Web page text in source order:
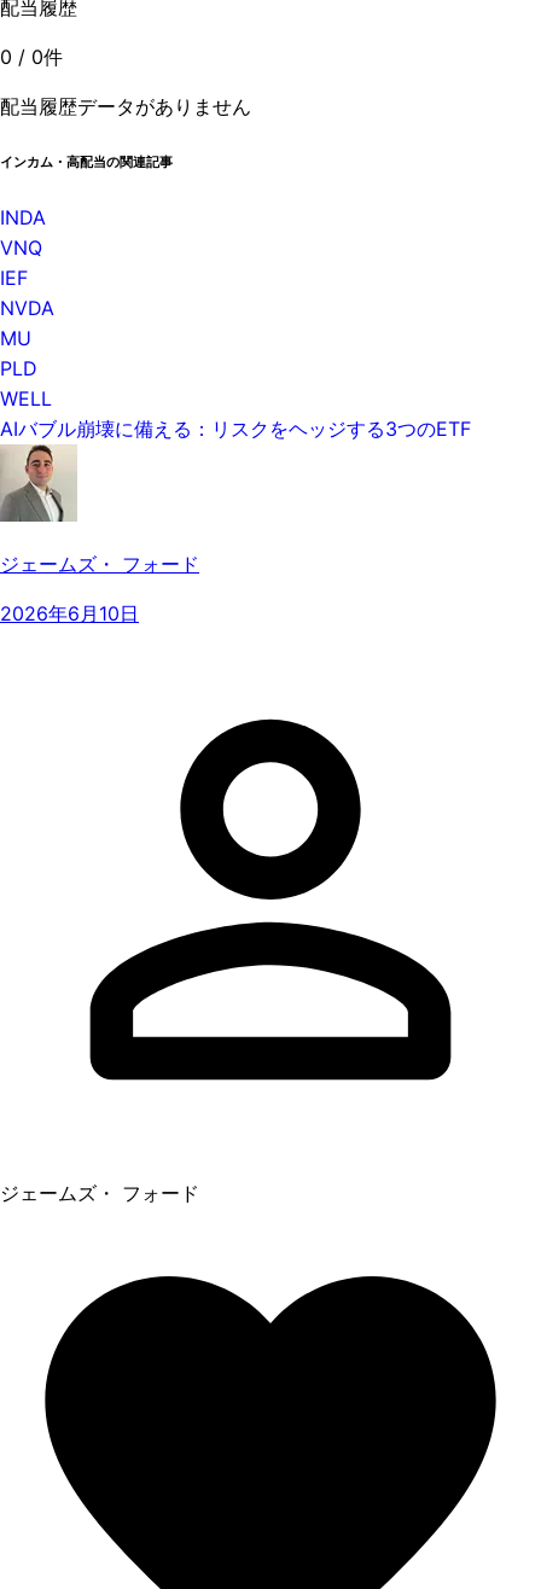
配当履歴
0 / 0件
配当履歴データがありません
インカム・高配当の関連記事
INDA
VNQ
IEF
NVDA
MU
PLD
WELL
AIバブル崩壊に備える：リスクをヘッジする3つのETF
ジェームズ・ フォード
2026年6月10日
ジェームズ・ フォード